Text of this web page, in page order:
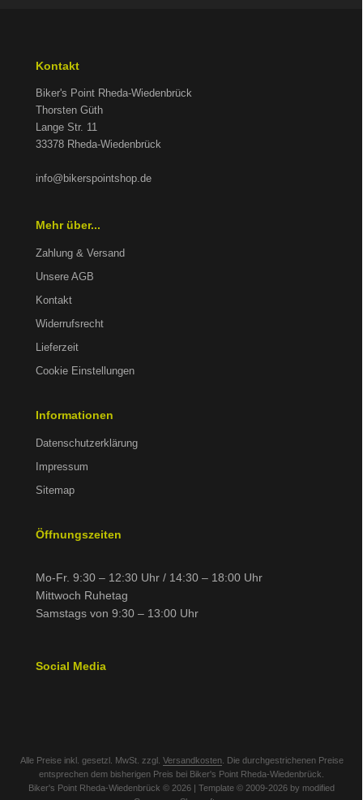
Kontakt
Biker's Point Rheda-Wiedenbrück
Thorsten Güth
Lange Str. 11
33378 Rheda-Wiedenbrück
info@bikerspointshop.de
Mehr über...
Zahlung & Versand
Unsere AGB
Kontakt
Widerrufsrecht
Lieferzeit
Cookie Einstellungen
Informationen
Datenschutzerklärung
Impressum
Sitemap
Öffnungszeiten
Mo-Fr. 9:30 – 12:30 Uhr / 14:30 – 18:00 Uhr
Mittwoch Ruhetag
Samstags von 9:30 – 13:00 Uhr
Social Media
Alle Preise inkl. gesetzl. MwSt. zzgl. Versandkosten. Die durchgestrichenen Preise
entsprechen dem bisherigen Preis bei Biker's Point Rheda-Wiedenbrück.
Biker's Point Rheda-Wiedenbrück © 2026 | Template © 2009-2026 by modified